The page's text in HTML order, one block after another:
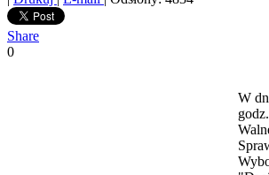
Share
0
W